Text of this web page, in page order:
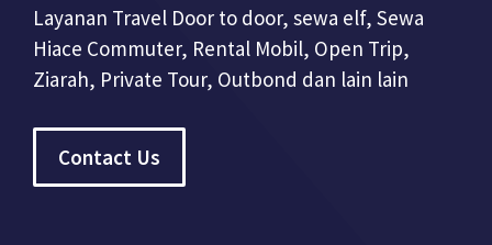
Layanan Travel Door to door, sewa elf, Sewa
Hiace Commuter, Rental Mobil, Open Trip,
Ziarah, Private Tour, Outbond dan lain lain
Contact Us